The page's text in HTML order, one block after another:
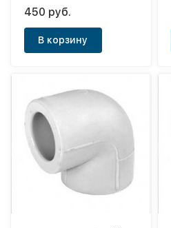
ф40х6,7
450 руб.
В корзину